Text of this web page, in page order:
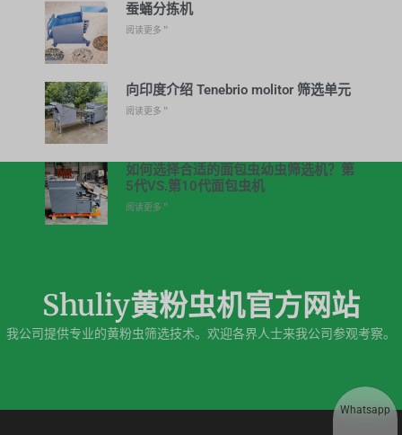
蚕蛹分拣机
阅读更多 ”
向印度介绍 Tenebrio molitor 筛选单元
阅读更多 ”
如何选择合适的面包虫幼虫筛选机？第
5代VS.第10代面包虫机
阅读更多 ”
Shuliy黄粉虫机官方网站
我公司提供专业的黄粉虫筛选技术。欢迎各界人士来我公司参观考察。
Whatsapp